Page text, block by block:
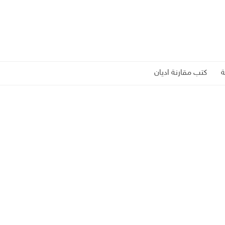
كتب مقارنة اديان